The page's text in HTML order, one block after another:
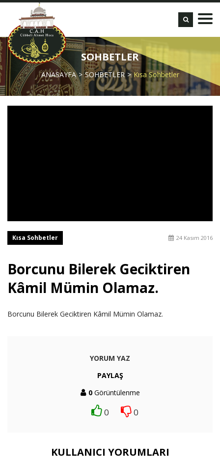
SOHBETLER
ANASAYFA SOHBETLER Kısa Sohbetler
Kısa Sohbetler 24 Kasım 2016
Borcunu Bilerek Geciktiren
Kâmil Mümin Olamaz.
Borcunu Bilerek Geciktiren Kâmil Mümin Olamaz.
YORUM YAZ
PAYLAŞ
0Görüntülenme
0 0
KULLANICI YORUMLARI